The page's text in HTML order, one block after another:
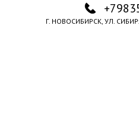
Г. НОВОСИБИРСК, УЛ.